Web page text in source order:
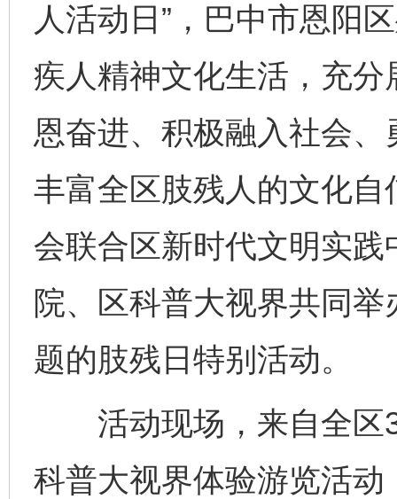
人活动日”，巴中市恩阳
疾人精神文化生活，充
恩奋进、积极融入社会
丰富全区肢残人的文化
会联合区新时代文明实
院、区科普大视界共同举
题的肢残日特别活动。
活动现场，来自全区
科普大视界体验游览活